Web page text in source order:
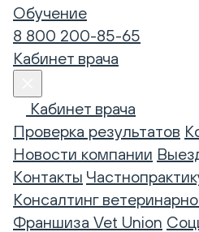
Обучение
8 800 200-85-65
Кабинет врача
Кабинет врача
Проверка результатов
Новости компании
Контакты
Консалтинг
Франшиза Vet Union